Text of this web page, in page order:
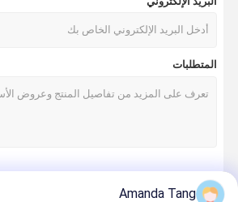
المتطلبات
Amanda Tang